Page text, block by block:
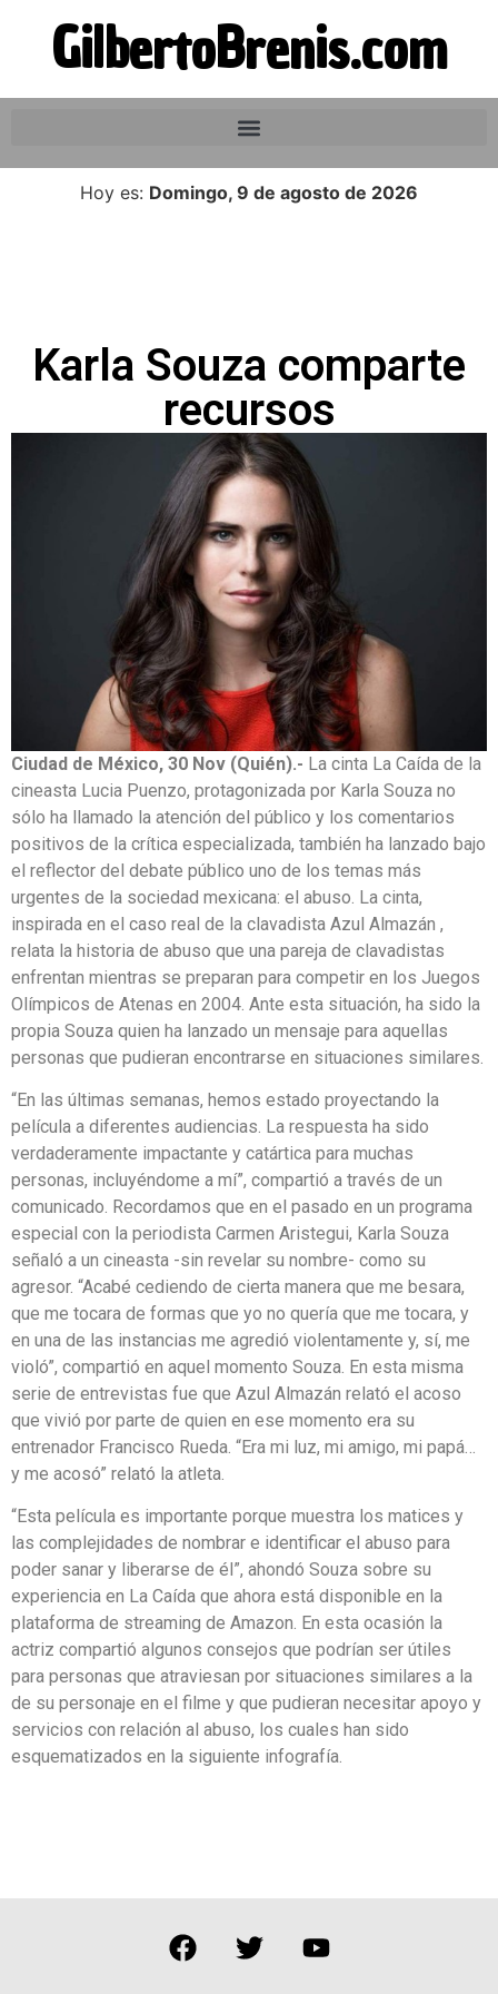
GilbertoBrenis.com
Hoy es: Domingo, 9 de agosto de 2026
Karla Souza comparte
recursos
Ciudad de México, 30 Nov (Quién).- La cinta La Caída de la
cineasta Lucia Puenzo, protagonizada por Karla Souza no
sólo ha llamado la atención del público y los comentarios
positivos de la crítica especializada, también ha lanzado bajo
el reflector del debate público uno de los temas más
urgentes de la sociedad mexicana: el abuso. La cinta,
inspirada en el caso real de la clavadista Azul Almazán ,
relata la historia de abuso que una pareja de clavadistas
enfrentan mientras se preparan para competir en los Juegos
Olímpicos de Atenas en 2004. Ante esta situación, ha sido la
propia Souza quien ha lanzado un mensaje para aquellas
personas que pudieran encontrarse en situaciones similares.
“En las últimas semanas, hemos estado proyectando la
película a diferentes audiencias. La respuesta ha sido
verdaderamente impactante y catártica para muchas
personas, incluyéndome a mí”, compartió a través de un
comunicado. Recordamos que en el pasado en un programa
especial con la periodista Carmen Aristegui, Karla Souza
señaló a un cineasta -sin revelar su nombre- como su
agresor. “Acabé cediendo de cierta manera que me besara,
que me tocara de formas que yo no quería que me tocara, y
en una de las instancias me agredió violentamente y, sí, me
violó”, compartió en aquel momento Souza. En esta misma
serie de entrevistas fue que Azul Almazán relató el acoso
que vivió por parte de quien en ese momento era su
entrenador Francisco Rueda. “Era mi luz, mi amigo, mi papá…
y me acosó” relató la atleta.
“Esta película es importante porque muestra los matices y
las complejidades de nombrar e identificar el abuso para
poder sanar y liberarse de él”, ahondó Souza sobre su
experiencia en La Caída que ahora está disponible en la
plataforma de streaming de Amazon. En esta ocasión la
actriz compartió algunos consejos que podrían ser útiles
para personas que atraviesan por situaciones similares a la
de su personaje en el filme y que pudieran necesitar apoyo y
servicios con relación al abuso, los cuales han sido
esquematizados en la siguiente infografía.